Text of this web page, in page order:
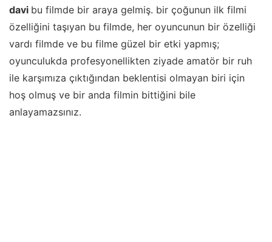
davi bu filmde bir araya gelmiş. bir çoğunun ilk filmi
özelliğini taşıyan bu filmde, her oyuncunun bir özelliği
vardı filmde ve bu filme güzel bir etki yapmış;
oyunculukda profesyonellikten ziyade amatör bir ruh
ile karşımıza çıktığından beklentisi olmayan biri için
hoş olmuş ve bir anda filmin bittiğini bile
anlayamazsınız.